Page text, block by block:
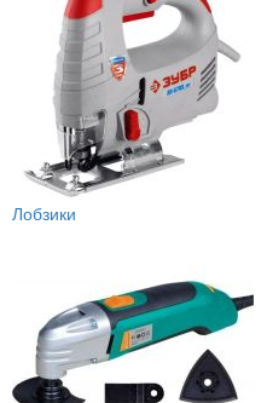
Лобзики